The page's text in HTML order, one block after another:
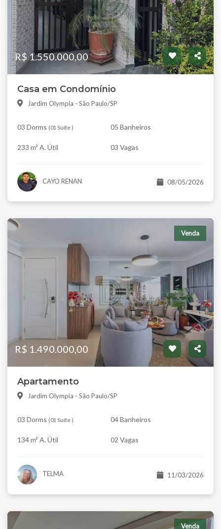
R$ 1.550.000,00
Casa em Condomínio
Jardim Olympia - São Paulo/SP
03 Dorms (01 Suíte ) 05 Banheiros
233 m² A. Útil 03 Vagas
CAYO RENAN 08/05/2026
Venda
R$ 1.490.000,00
Apartamento
Jardim Olympia - São Paulo/SP
03 Dorms (01 Suíte ) 04 Banheiros
134 m² A. Útil 02 Vagas
TELMA 11/03/2026
Venda